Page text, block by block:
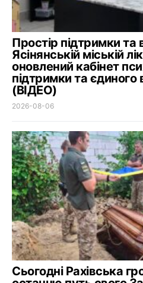
Простір підтримки та
Ясінянській міській
оновлений кабінет
підтримки та єдиного
(ВІДЕО)
2026-08-06
Сьогодні Рахівська